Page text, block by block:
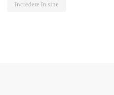
încredere în sine